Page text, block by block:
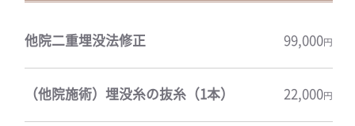
他院二重埋没法修正 99,000円
（他院施術）埋没糸の抜糸（1本） 22,000円